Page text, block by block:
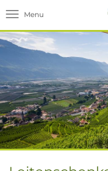
Toggle navigation